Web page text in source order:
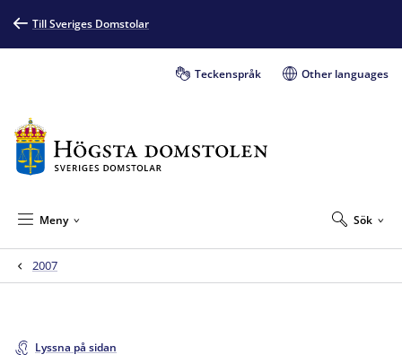
Till Sveriges Domstolar
Teckenspråk Other languages
Sök
Meny
2007
Lyssna på sidan